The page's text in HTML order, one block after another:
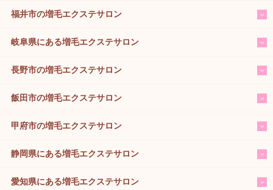
福井市の増毛エクステサロン
岐阜県にある増毛エクステサロン
長野市の増毛エクステサロン
飯田市の増毛エクステサロン
甲府市の増毛エクステサロン
静岡県にある増毛エクステサロン
愛知県にある増毛エクステサロン